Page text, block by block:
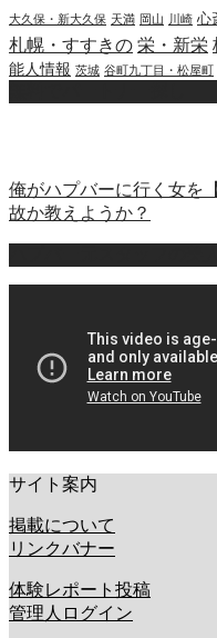
大久保・新大久保 天満 岡山 川崎 心
札幌・すすきの 栄・新栄
能人情報 茨城 谷町九丁目・松屋町
俺がハプバーに行く女を
故か教えようか？
サイト案内
掲載について
リンクバナー
体験レポート投稿
管理人ログイン